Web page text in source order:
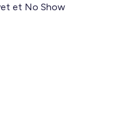
et No Show